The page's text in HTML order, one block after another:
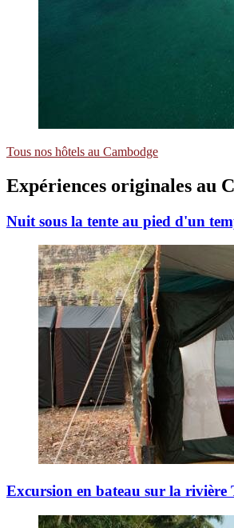
Tous nos hôtels au Cambodge
Expériences originales au
Nuit sous la tente au pied d'un
Excursion en bateau sur la rivière